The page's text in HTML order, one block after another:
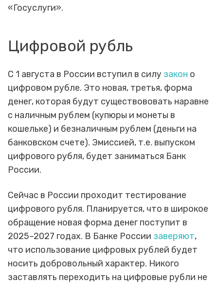
«Госуслуги».
Цифровой рубль
С 1 августа в России вступил в силу закон о
цифровом рубле. Это новая, третья, форма
денег, которая будут существововать наравне
с наличным рублем (купюры и монеты в
кошельке) и безналичным рублем (деньги на
банковском счете). Эмиссией, т.е. выпуском
цифрового рубля, будет заниматься Банк
России.
Сейчас в России проходит тестирование
цифрового рубля. Планируется, что в широкое
обращение новая форма денег поступит в
2025–2027 годах. В Банке России заверяют,
что использование цифровых рублей будет
носить добровольный характер. Никого
заставлять переходить на цифровые рубли не